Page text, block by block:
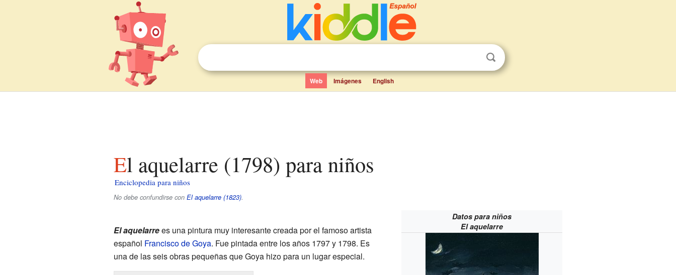
Web Imágenes English
El aquelarre (1798) para niños
Enciclopedia para niños
No debe confundirse con El aquelarre (1823).
Datos para niños
El aquelarre
El aquelarrees una pintura muy interesante creada por el famoso artista
español Francisco de Goya. Fue pintada entre los años 1797 y 1798. Es
una de las seis obras pequeñas que Goya hizo para un lugar especial.